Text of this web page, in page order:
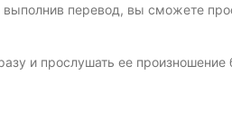
перевод, вы сможете
и прослушать ее